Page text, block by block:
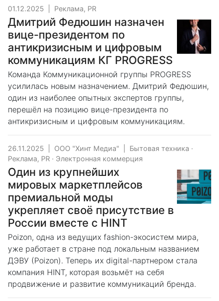
01.12.2025 Реклама, PR
Дмитрий Федюшин назначен
вице-президентом по
антикризисным и цифровым
коммуникациям КГ PROGRESS
Команда Коммуникационной группы PROGRESS
усилилась новым назначением. Дмитрий Федюшин,
один из наиболее опытных экспертов группы,
перешёл на позицию вице-президента по
антикризисным и цифровым коммуникациям.
26.11.2025 ООО "Хинт Медиа" Бытовая техника ·
Реклама, PR · Электронная коммерция
Один из крупнейших
мировых маркетплейсов
премиальной моды
укрепляет своё присутствие в
России вместе с HINT
Poizon, одна из ведущих fashion-экосистем мира,
уже работает в стране под локальным названием
ДЭВУ (Poizon). Теперь их digital-партнером стала
компания HINT, которая возьмёт на себя
продвижение и развитие коммуникаций бренда.